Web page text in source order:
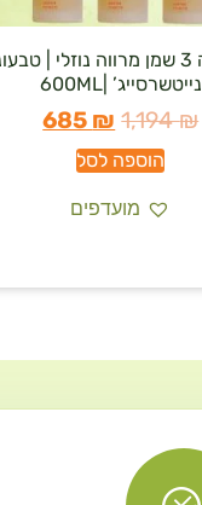
6 אומגה 3 שמן מרווה נוזלי |
נייטשרסייג’ |600ML
1,194₪
685 ₪
הוספה לסל
מועדפים